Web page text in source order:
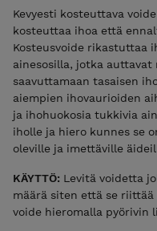
Kevyesti kosteuttava
kosteuttaa ihoa että
Kosteusvoide rikastuttaa
ainesosilla, jotka
saavuttamaan tasaisen
aiempien ihovaurioiden
ja ihohuokosia tukkivia
iholle ja hiero kunnes se
oleville ja imettäville
KÄYTTÖ: Levitä voidetta
määrä siten että se riittää
voide hieromalla pyörivin